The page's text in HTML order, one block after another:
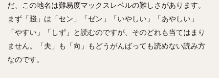
だ、この地名は難易度マックスレベルの難しさがあります。
まず「賤」は「セン」「ゼン」「いやしい」「あやしい」
「やすい」「しず」と読むのですが、そのどれも当てはまり
ません。「夫」も「向」もどうがんばっても読めない読み方
なのです。